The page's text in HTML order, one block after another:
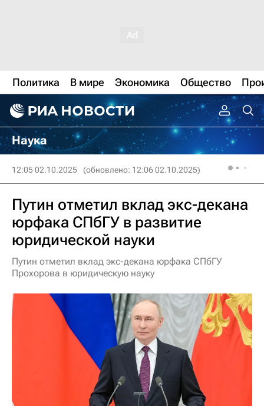
Политика В мире Экономика Общество
Наука
12:05 02.10.2025 (обновлено: 12:06 02.10.2025)
Путин отметил вклад экс-декана
юрфака СПбГУ в развитие
юридической науки
Путин отметил вклад экс-декана юрфака СПбГУ
Прохорова в юридическую науку